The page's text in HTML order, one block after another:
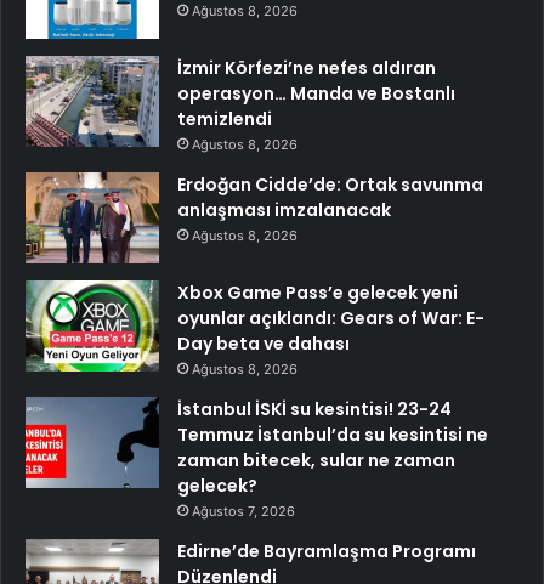
Ağustos 8, 2026
İzmir Körfezi’ne nefes aldıran
operasyon… Manda ve Bostanlı
temizlendi
Ağustos 8, 2026
Erdoğan Cidde’de: Ortak savunma
anlaşması imzalanacak
Ağustos 8, 2026
Xbox Game Pass’e gelecek yeni
oyunlar açıklandı: Gears of War: E-
Day beta ve dahası
Ağustos 8, 2026
İstanbul İSKİ su kesintisi! 23-24
Temmuz İstanbul’da su kesintisi ne
zaman bitecek, sular ne zaman
gelecek?
Ağustos 7, 2026
Edirne’de Bayramlaşma Programı
Düzenlendi